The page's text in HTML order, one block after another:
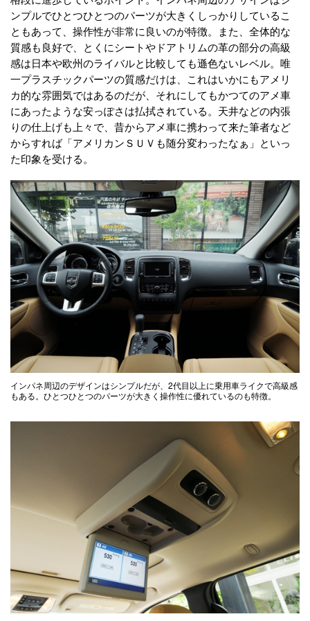
ンプルでひとつひとつのパーツが大きくしっかりしているこ
ともあって、操作性が非常に良いのが特徴。また、全体的な
質感も良好で、とくにシートやドアトリムの革の部分の高級
感は日本や欧州のライバルと比較しても遜色ないレベル。唯
一プラスチックパーツの質感だけは、これはいかにもアメリ
カ的な雰囲気ではあるのだが、それにしてもかつてのアメ車
にあったような安っぽさは払拭されている。天井などの内張
りの仕上げも上々で、昔からアメ車に携わって来た筆者など
からすれば「アメリカンＳＵＶも随分変わったなぁ」といっ
た印象を受ける。
インパネ周辺のデザインはシンプルだが、2代目以上に乗用車ライクで高級感
もある。ひとつひとつのパーツが大きく操作性に優れているのも特徴。